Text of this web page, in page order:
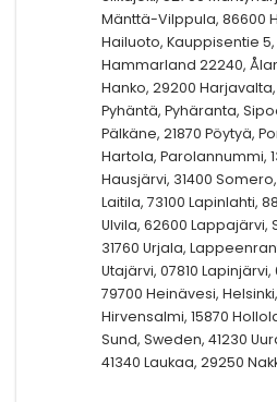
Mänttä-Vilppula, 86600
Hailuoto, Kauppisentie
Hammarland 22240,
Hanko, 29200
Pyhäntä, Pyhäranta,
Pälkäne, 21870 Pöytyä,
Hartola, Parolannummi,
Hausjärvi, 31400
Laitila, 73100 Lapinlahti,
Ulvila, 62600 Lappajärvi,
31760 Urjala,
Utajärvi, 07810
79700 Heinävesi,
Hirvensalmi, 15870
Sund, Sweden, 41230
41340 Laukaa, 29250